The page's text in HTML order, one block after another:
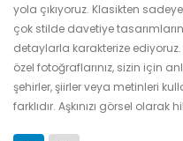
yola çıkıyoruz. Klasikten
çok stilde davetiye
detaylarla karakterize
özel fotoğraflarınız, sizin için
şehirler, şiirler veya metinleri
farklıdır. Aşkınızı görsel olarak